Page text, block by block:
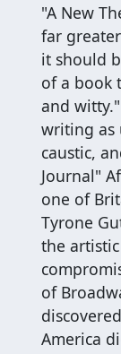
"A New
far
it should
of a book
and
writing as
caustic,
Journal"
one of
Tyrone
the
of
America